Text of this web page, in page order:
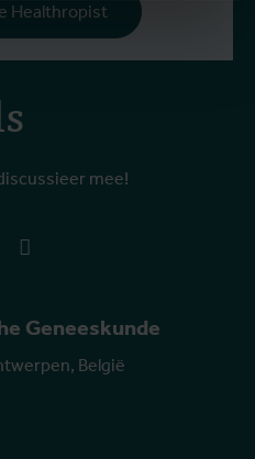
Geneeskunde
België
mee!
Healthropist